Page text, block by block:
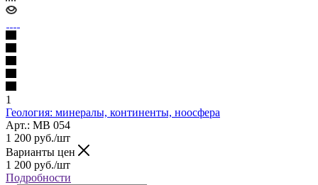
1
Геология: минералы, континенты, ноосфера
Арт.: МВ 054
1 200 руб./шт
Варианты цен
1 200 руб./шт
Подробности